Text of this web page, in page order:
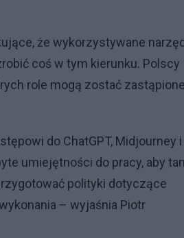
że wykorzystywane
coś w tym kierunku. Polscy
role mogą zostać zastąpione
do ChatGPT, Midjourney i
umiejętności do pracy, aby
polityki dotyczące
– wyjaśnia Piotr